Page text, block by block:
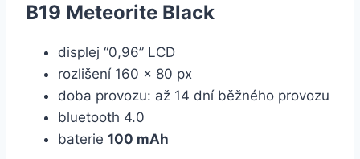
B19 Meteorite Black
displej “0,96” LCD
rozlišení 160 x 80 px
doba provozu: až 14 dní běžného provozu
bluetooth 4.0
baterie 100 mAh